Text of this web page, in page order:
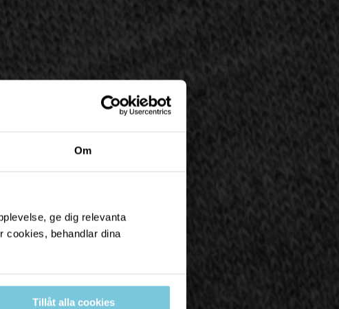
Om
ge dig relevanta
cookies, behandlar dina
Tillåt alla cookies